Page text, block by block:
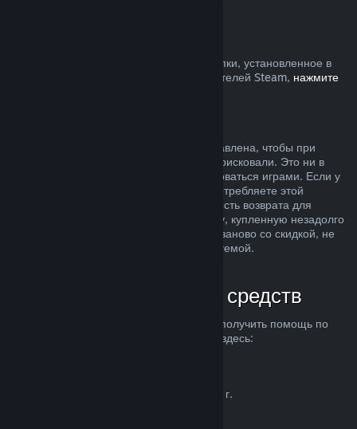
Чтобы узнать, как право на отказ от покупки, установленное в
Европейском союзе, влияет на пользователей Steam, нажмите
Возможность делать возвраты была добавлена, чтобы при
покупке продуктов в Steam вы ничем не рисковали. Это ни в
коем случае не способ бесплатно пользоваться играми. Если у
нас возникнут подозрения, что вы злоупотребляете этой
системой, мы можем отменить возможность возврата для
вашего аккаунта. Возврат средств за игру, купленную незадолго
до начала распродажи, чтобы купить ее заново со скидкой, не
считается злоупотреблением нашей системой.
Как запросить возврат средств
Вы можете запросить возврат средств и получить помощь по
другим проблемам с покупками в Steam здесь:
Последнее обновление 23 апреля 2024 г.